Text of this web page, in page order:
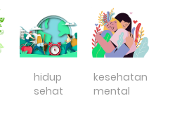
hidup
sehat
kesehatan
mental